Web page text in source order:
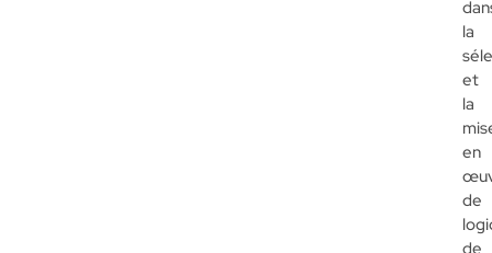
la
et
la
en
de
de